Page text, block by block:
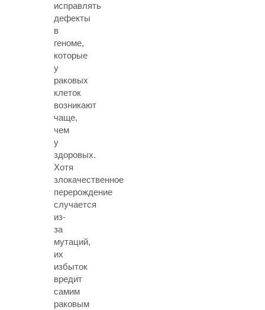
исправлять
дефекты
в
геноме,
которые
у
раковых
клеток
возникают
чаще,
чем
у
здоровых.
Хотя
злокачественное
перерождение
случается
из-
за
мутаций,
их
избыток
вредит
самим
раковым